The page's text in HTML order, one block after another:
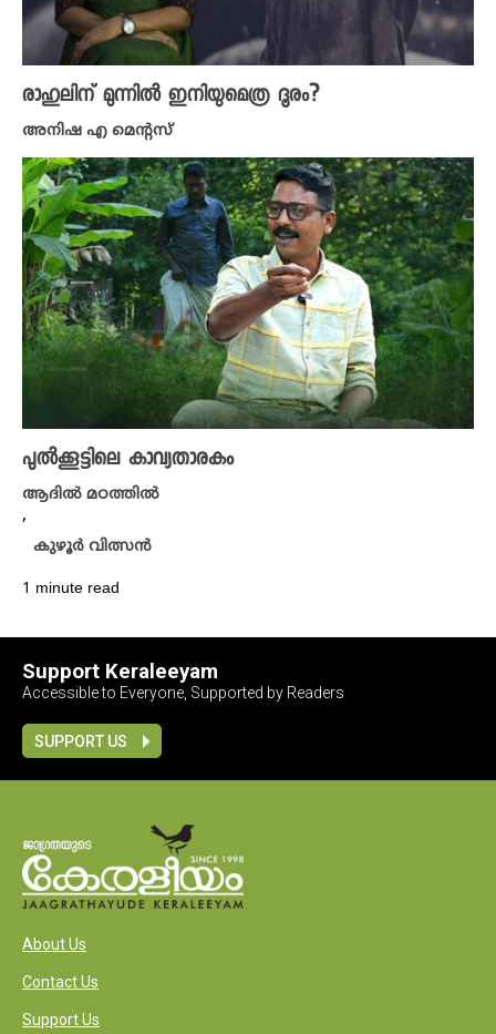
രാഹുലിന് മുന്നില്‍ ഇനിയുമെത്ര ദൂരം?
അനിഷ എ മെന്റസ്
പുൽക്കൂട്ടിലെ കാവ്യതാരകം
ആദിൽ മഠത്തിൽ
,
കുഴൂർ വിത്സൻ
1 minute read
Support Keraleeyam
Accessible to Everyone, Supported by Readers
SUPPORT US
About Us
Contact Us
Support Us